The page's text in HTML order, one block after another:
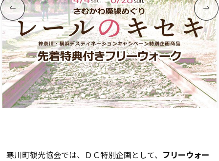
寒川町観光協会では、ＤＣ特別企画として、 フリーウォー